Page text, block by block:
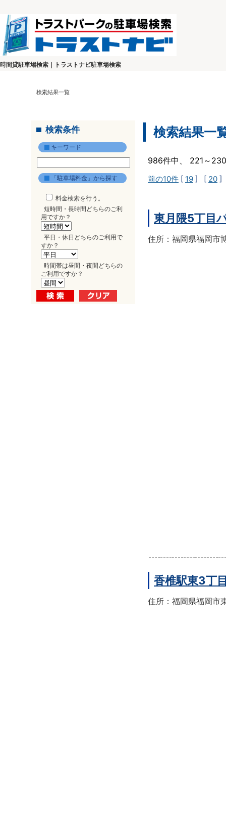
時間貸駐車場検索｜トラストナビ駐車場検索
検索結果一覧
検索条件
キーワード
「駐車場料金」から探す
料金検索を行う。
短時間・長時間どちらのご利
用ですか？
平日・休日どちらのご利用で
すか？
時間帯は昼間・夜間どちらの
ご利用ですか？
検索結果一
986件中、 221～
前の10件 [ 19 ] [ 20 ]
東月隈5丁目
住所：福岡県福岡市
香椎駅東3丁
住所：福岡県福岡市